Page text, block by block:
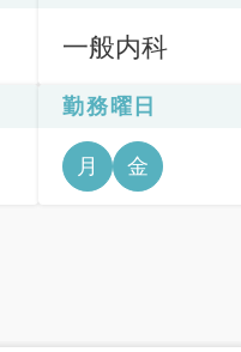
一般内科
勤務曜日
月 金